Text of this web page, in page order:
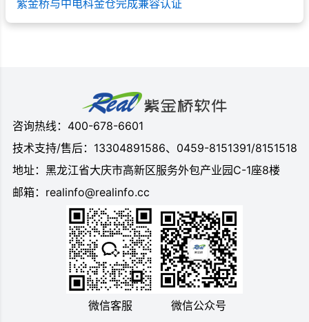
紫金桥与中电科金仓完成兼容认证
咨询热线：400-678-6601
技术支持/售后：13304891586、0459-8151391/8151518
地址：黑龙江省大庆市高新区服务外包产业园C-1座8楼
邮箱：realinfo@realinfo.cc
微信客服 微信公众号